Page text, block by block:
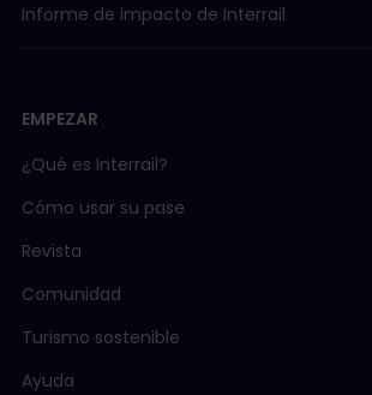
Informe de impacto de Interrail
EMPEZAR
¿Qué es Interrail?
Cómo usar su pase
Revista
Comunidad
Turismo sostenible
Ayuda